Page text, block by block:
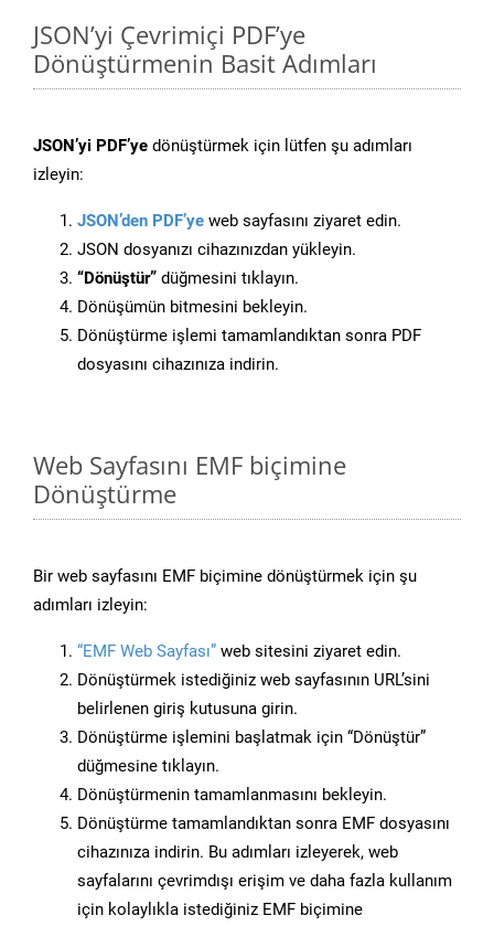
JSON’yi Çevrimiçi PDF’ye
Dönüştürmenin Basit Adımları
JSON’yi PDF’ye dönüştürmek için lütfen şu adımları
izleyin:
JSON’den PDF’ye web sayfasını ziyaret edin.
JSON dosyanızı cihazınızdan yükleyin.
“Dönüştür” düğmesini tıklayın.
Dönüşümün bitmesini bekleyin.
Dönüştürme işlemi tamamlandıktan sonra PDF
dosyasını cihazınıza indirin.
Web Sayfasını EMF biçimine
Dönüştürme
Bir web sayfasını EMF biçimine dönüştürmek için şu
adımları izleyin:
“EMF Web Sayfası” web sitesini ziyaret edin.
Dönüştürmek istediğiniz web sayfasının URL’sini
belirlenen giriş kutusuna girin.
Dönüştürme işlemini başlatmak için “Dönüştür”
düğmesine tıklayın.
Dönüştürmenin tamamlanmasını bekleyin.
Dönüştürme tamamlandıktan sonra EMF dosyasını
cihazınıza indirin. Bu adımları izleyerek, web
sayfalarını çevrimdışı erişim ve daha fazla kullanım
için kolaylıkla istediğiniz EMF biçimine